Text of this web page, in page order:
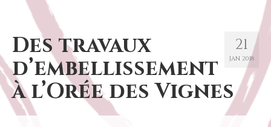
21
JAN 2018
Des travaux
d’embellissement
à l’Orée des Vignes